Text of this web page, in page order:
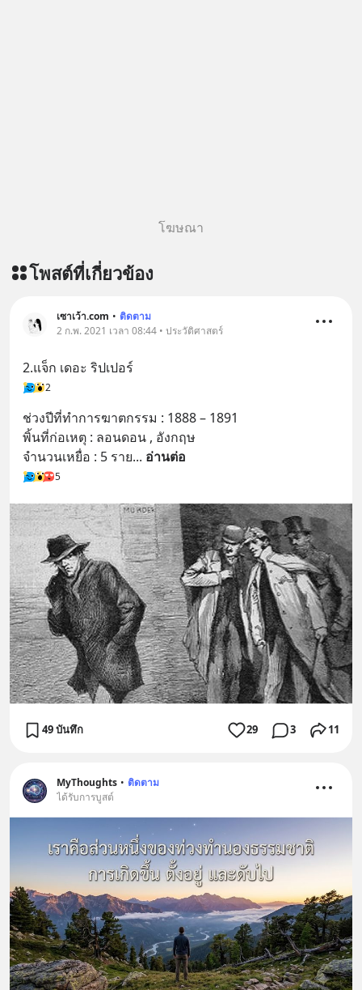
โฆษณา
โพสต์ที่เกี่ยวข้อง
เซาเว้า.com • ติดตาม
2 ก.พ. 2021 เวลา 08:44 • ประวัติศาสตร์
2.แจ็ก เดอะ ริปเปอร์
2
ช่วงปีที่ทำการฆาตกรรม : 1888 – 1891
พิ้นที่ก่อเหตุ : ลอนดอน , อังกฤษ
จำนวนเหยื่อ : 5 ราย... อ่านต่อ
5
49 บันทึก 29 3 11
MyThoughts • ติดตาม
ได้รับการบูสต์